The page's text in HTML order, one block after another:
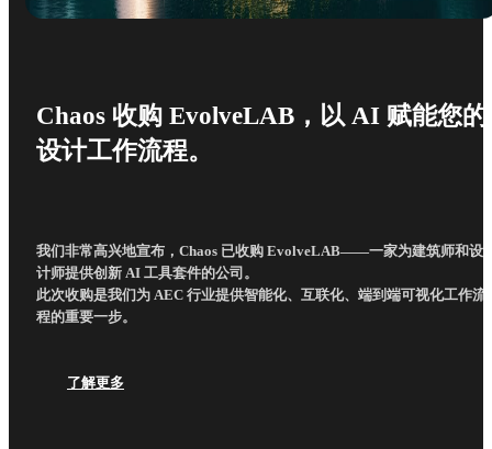
Chaos 收购 EvolveLAB，以 AI 赋能您的
设计工作流程。
我们非常高兴地宣布，Chaos 已收购 EvolveLAB——一家为建筑师和设
计师提供创新 AI 工具套件的公司。
此次收购是我们为 AEC 行业提供智能化、互联化、端到端可视化工作流
程的重要一步。
了解更多